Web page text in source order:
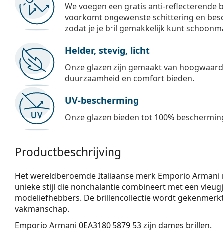
We voegen een gratis anti-reflecterende
voorkomt ongewenste schittering en
zodat je je bril gemakkelijk kunt
Helder, stevig, licht
Onze glazen zijn gemaakt van
duurzaamheid en comfort bieden.
UV-bescherming
Onze glazen bieden tot 100%
Productbeschrijving
Het wereldberoemde Italiaanse merk Emporio
unieke stijl die nonchalantie combineert met een
modeliefhebbers. De brillencollectie wordt
vakmanschap.
Emporio Armani 0EA3180 5879 53zijn dames brillen.